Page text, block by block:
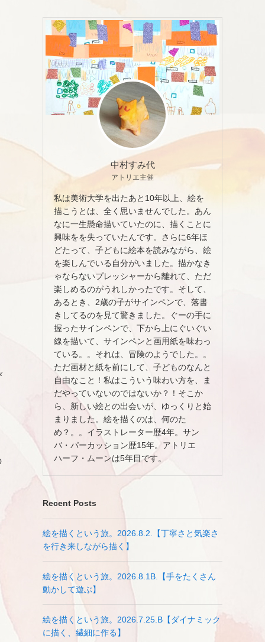
中村すみ代
アトリエ主催
私は美術大学を出たあと10年以上、絵を
描こうとは、全く思いませんでした。あん
なに一生懸命描いていたのに、描くことに
興味をを失っていたんです。さらに6年ほ
どたって、子どもに絵本を読みながら、絵
を楽しんでいる自分がいました。描かなき
ゃならないプレッシャーから離れて、ただ
楽しめるのがうれしかったです。そして、
あるとき、2歳の子がサインペンで、落書
きしてるのを見て驚きました。ぐーの手に
握ったサインペンで、下から上にぐいぐい
線を描いて、サインペンと画用紙を味わっ
ている。。それは、冒険のようでした。。
ただ画材と紙を前にして、子どものなんと
自由なこと！私はこういう味わい方を、ま
だやっていないのではないか？！そこか
ら、新しい絵との出会いが、ゆっくりと始
まりました。絵を描くのは、何のた
め？。。イラストレーター歴4年。サン
バ・パーカッション歴15年。アトリエ
ハーフ・ムーンは5年目です。
Recent Posts
絵を描くという旅。2026.8.2.【丁寧さと気楽さ
を行き来しながら描く】
絵を描くという旅。2026.8.1B.【手をたくさん
動かして遊ぶ】
絵を描くという旅。2026.7.25.B【ダイナミック
に描く、繊細に作る】